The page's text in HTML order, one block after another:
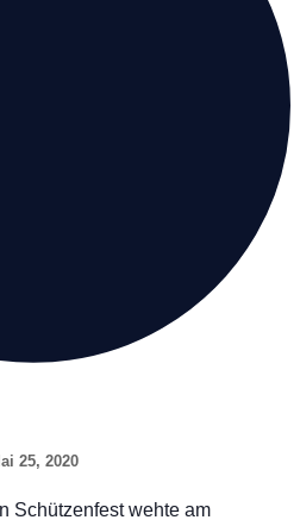
25, 2020
Schützenfest wehte am